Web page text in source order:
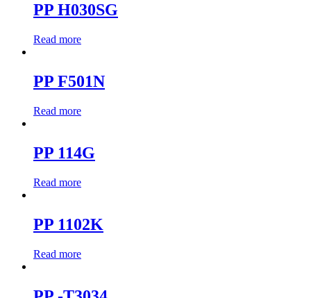
PP H030SG
Read more
PP F501N
Read more
PP 114G
Read more
PP 1102K
Read more